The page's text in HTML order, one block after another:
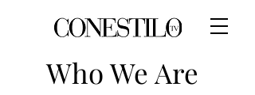
Who We Are